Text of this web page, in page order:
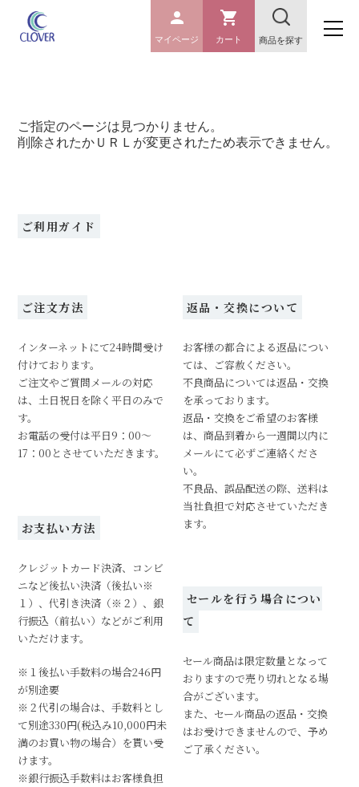
マイページ カート 商品を探す
ご指定のページは見つかりません。
削除されたかＵＲＬが変更されたため表示できません。
ご利用ガイド
ご注文方法
インターネットにて24時間受け
付けております。
ご注文やご質問メールの対応
は、土日祝日を除く平日のみで
す。
お電話の受付は平日9：00～
17：00とさせていただきます。
お支払い方法
クレジットカード決済、コンビ
ニなど後払い決済（後払い※
１）、代引き決済（※２）、銀
行振込（前払い）などがご利用
いただけます。
※１後払い手数料の場合246円
が別途要
※２代引の場合は、手数料とし
て別途330円(税込み10,000円未
満のお買い物の場合）を貰い受
けます。
※銀行振込手数料はお客様負担
返品・交換について
お客様の都合による返品につい
ては、ご容赦ください。
不良商品については返品・交換
を承っております。
返品・交換をご希望のお客様
は、商品到着から一週間以内に
メールにて必ずご連絡くださ
い。
不良品、誤品配送の際、送料は
当社負担で対応させていただき
ます。
セールを行う場合につい
て
セール商品は限定数量となって
おりますので売り切れとなる場
合がございます。
また、セール商品の返品・交換
はお受けできませんので、予め
ご了承ください。